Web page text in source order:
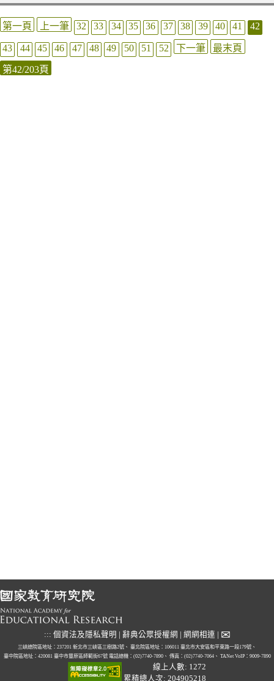
第一頁 上一筆 32 33 34 35 36 37 38 39 40 41 42
43 44 45 46 47 48 49 50 51 52 下一筆 最末頁
第42/203頁
::: 個資法及隱私聲明 | 辭典公眾授權網 | 網網相連 | ✉
三峽總院區地址：237201 新北市三峽區三樹路2號、 臺北院區地址：106011 臺北市大安區和平東路一段179號、
臺中院區地址：420081 臺中市豐原區師範街67號 電話總機：(02)7740-7890、 傳真：(02)7740-7064、 TANet VoIP：9009-7890
線上人數: 1272
累積總人次: 204905218